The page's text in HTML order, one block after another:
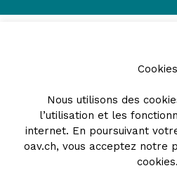
Cookies
Nous utilisons des
l’utilisation et les
internet. En poursuivant
oav.ch, vous acceptez notre
cookies.